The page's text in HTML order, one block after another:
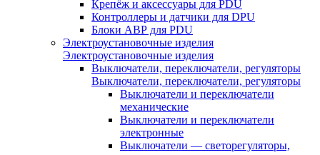
Крепёж и аксессуары для PDU
Контроллеры и датчики для DPU
Блоки АВР для PDU
Электроустановочные изделия
Электроустановочные изделия
Выключатели, переключатели, регуляторы
Выключатели, переключатели, регуляторы
Выключатели и переключатели
механические
Выключатели и переключатели
электронные
Выключатели — светорегуляторы,